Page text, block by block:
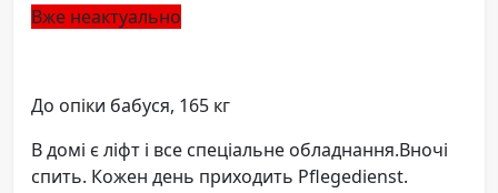
Вже неактуально
До опіки бабуся, 165 кг
В домі є ліфт і все спеціальне обладнання.Вночі
спить. Кожен день приходить Pflegedienst.